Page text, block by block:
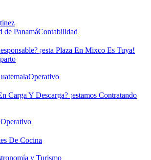
de PanamáContabilidad
¡esta Plaza En Mixco Es Tuya!
Operativo
Carga Y Descarga? ¡estamos Contratando
Operativo
De Cocina
y Turismo